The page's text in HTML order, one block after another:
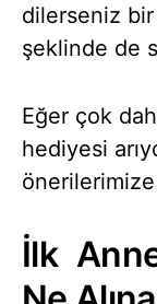
dilerseniz
şeklinde de
Eğer çok
hediyesi
İlk